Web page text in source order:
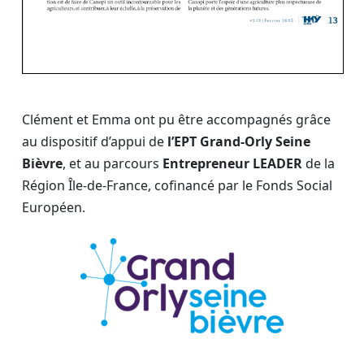
Clément et Emma ont pu être accompagnés grâce
au dispositif d’appui de l’EPT Grand-Orly Seine
Bièvre, et au parcours Entrepreneur LEADERde la
Région Île-de-France, cofinancé par le Fonds Social
Européen.